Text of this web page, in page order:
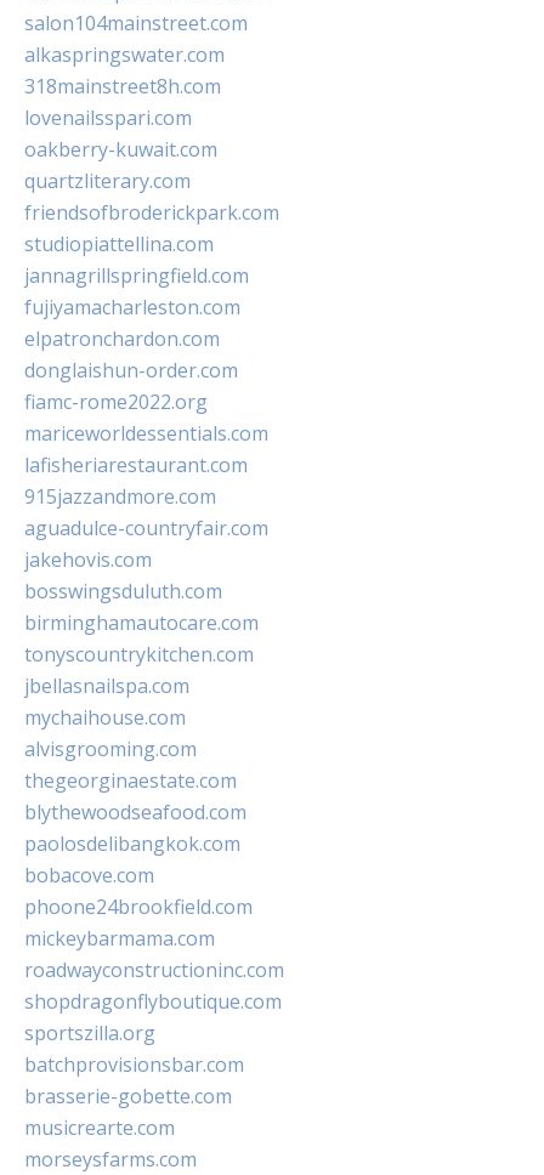
salon104mainstreet.com
alkaspringswater.com
318mainstreet8h.com
lovenailsspari.com
oakberry-kuwait.com
quartzliterary.com
friendsofbroderickpark.com
studiopiattellina.com
jannagrillspringfield.com
fujiyamacharleston.com
elpatronchardon.com
donglaishun-order.com
fiamc-rome2022.org
mariceworldessentials.com
lafisheriarestaurant.com
915jazzandmore.com
aguadulce-countryfair.com
jakehovis.com
bosswingsduluth.com
birminghamautocare.com
tonyscountrykitchen.com
jbellasnailspa.com
mychaihouse.com
alvisgrooming.com
thegeorginaestate.com
blythewoodseafood.com
paolosdelibangkok.com
bobacove.com
phoone24brookfield.com
mickeybarmama.com
roadwayconstructioninc.com
shopdragonflyboutique.com
sportszilla.org
batchprovisionsbar.com
brasserie-gobette.com
musicrearte.com
morseysfarms.com